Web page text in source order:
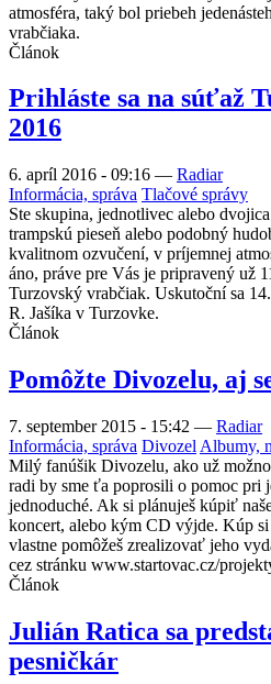
atmosféra, taký bol priebeh
vrabčiaka.
Článok
Prihláste sa na súťaž
2016
6. apríl 2016 - 09:16 — Radiar
Informácia, správa Tlačové správy
Ste skupina, jednotlivec alebo
trampskú pieseň alebo podobný
kvalitnom ozvučení, v príjemnej
áno, práve pre Vás je pripravený už
Turzovský vrabčiak. Uskutoční sa
R. Jašíka v Turzovke.
Článok
Pomôžte Divozelu, aj
7. september 2015 - 15:42 — Radiar
Informácia, správa Divozel Albumy,
Milý fanúšik Divozelu, ako už
radi by sme ťa poprosili o pomoc pri
jednoduché. Ak si plánuješ kúpiť
koncert, alebo kým CD výjde. Kúp
vlastne pomôžeš zrealizovať jeho
cez stránku www.startovac.cz/
Článok
Julián Ratica sa
pesničkár